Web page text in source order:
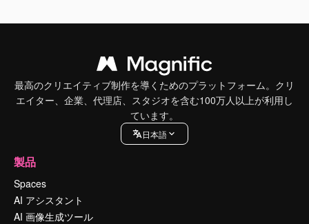
最高のクリエイティブ制作を導くためのプラットフォーム。クリ
エイター、企業、代理店、スタジオを含む100万人以上が利用し
ています。
日本語
製品
Spaces
AI アシスタント
AI 画像生成ツール